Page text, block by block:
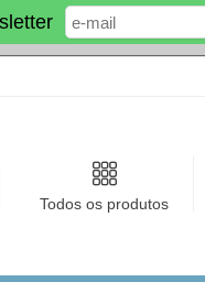
Todos os produtos